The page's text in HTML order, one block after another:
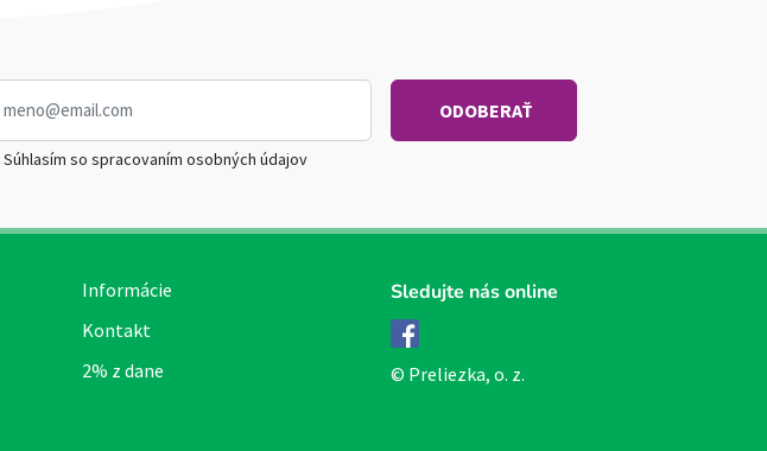
Súhlasím so spracovaním osobných údajov
Informácie
Kontakt
2% z dane
Sledujte nás online
© Preliezka, o. z.